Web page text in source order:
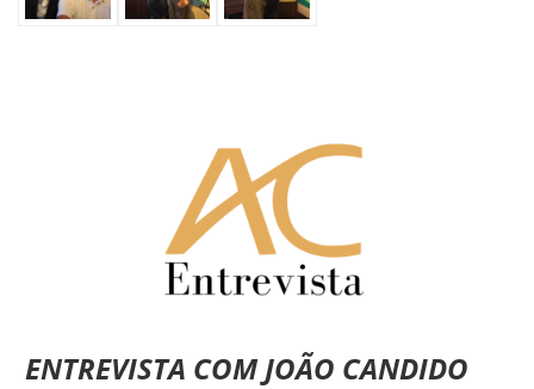
ENTREVISTA COM JOÃO CANDIDO